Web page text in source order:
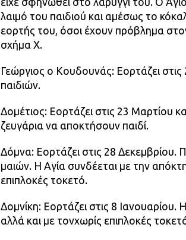
λαιμό του παιδιού και αμέσως το
εορτής του, όσοι έχουν πρόβλημα
σχήμα Χ.
Γεώργιος ο Κουδουνάς: Εορτάζει
παιδιών.
Δομέτιος: Εορτάζει στις 23 Μαρτίου
ζευγάρια να αποκτήσουν παιδί.
Δόμνα: Εορτάζει στις 28 Δεκεμβρίου.
μαιών. Η Αγία συνδέεται με την
επιπλοκές τοκετό.
Δομνίκη: Εορτάζει στις 8
αλλά και με τονχωρίς επιπλοκές